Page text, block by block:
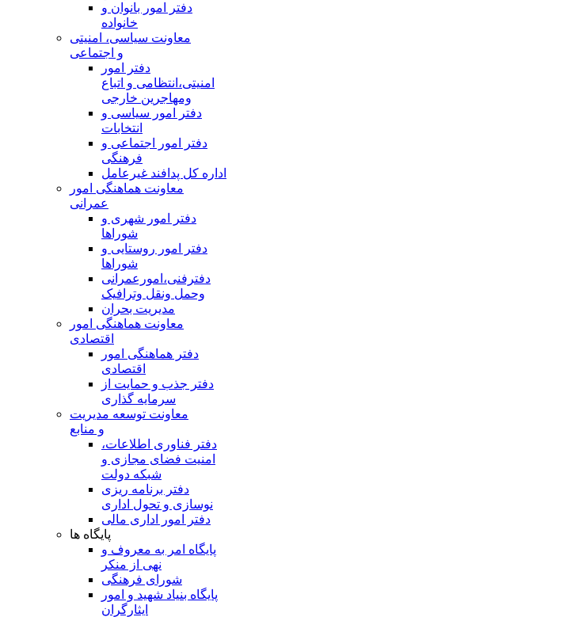
دفتر امور بانوان و
خانواده
معاونت سیاسی، امنیتی
و اجتماعی
دفتر امور
امنيتی،انتظامی و اتباع
ومهاجرین خارجی
دفتر امور سیاسی و
انتخابات
دفتر امور اجتماعی و
فرهنگی
اداره کل پدافند غیرعامل
معاونت هماهنگی امور
عمرانی
دفتر امور شهری و
شوراها
دفتر امور روستایی و
شوراها
دفترفنی،امورعمرانی
وحمل ونقل وترافيک
مدیریت بحران
معاونت هماهنگی امور
اقتصادی
دفتر هماهنگی امور
اقتصادی
دفتر جذب و حمایت از
سرمایه گذاری
معاونت توسعه مدیریت
و منابع
دفتر فناوری اطلاعات،
امنیت فضای مجازی و
شبکه دولت
دفتر برنامه ریزی
نوسازی و تحول اداری
دفتر امور اداری مالی
پایگاه ها
پایگاه امر به معروف و
نهی از منکر
شورای فرهنگی
پایگاه بنیاد شهید و امور
ایثارگران